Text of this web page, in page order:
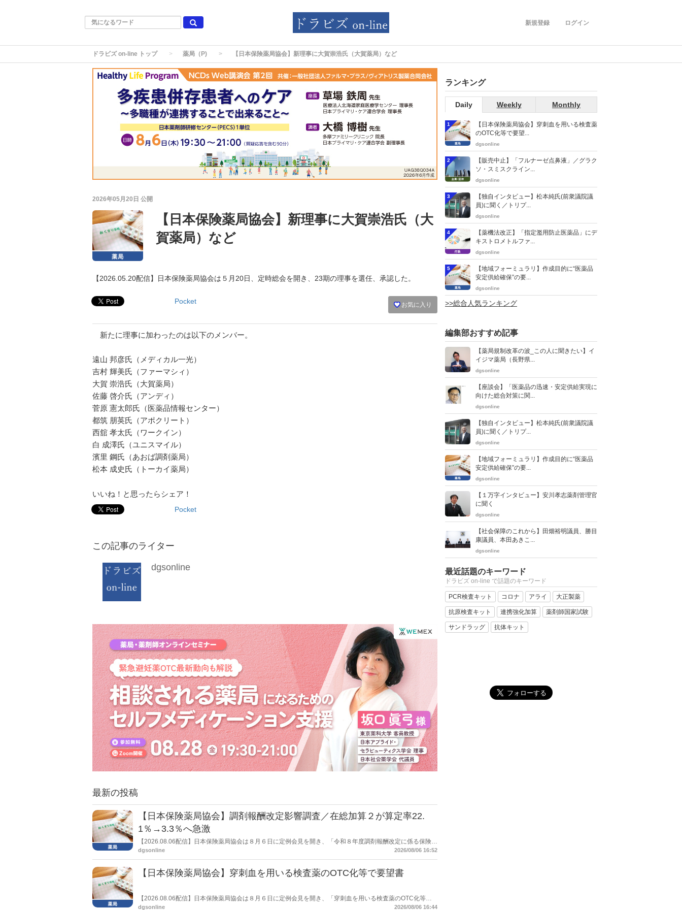
ログイン
新規登録
ドラビズ on-line トップ 薬局（P) 【日本保険薬局協会】新理事に大賀崇浩氏（大賀薬局）など
2026年05月20日 公開
【日本保険薬局協会】新理事に大賀崇浩氏（大
賀薬局）など
【2026.05.20配信】日本保険薬局協会は５月20日、定時総会を開き、23期の理事を選任、承認した。
お気に入り
Pocket
新たに理事に加わったのは以下のメンバー。
遠山 邦彦氏（メディカル一光）
吉村 輝美氏（ファーマシィ）
大賀 崇浩氏（大賀薬局）
佐藤 啓介氏（アンディ）
菅原 憲太郎氏（医薬品情報センター）
都筑 朋英氏（アポクリート）
西舘 孝太氏（ワークイン）
白 成澤氏（ユニスマイル）
濱里 鋼氏（あおば調剤薬局）
松本 成史氏（トーカイ薬局）
いいね！と思ったらシェア！
Pocket
この記事のライター
dgsonline
最新の投稿
【日本保険薬局協会】調剤報酬改定影響調査／在総加算２が算定率22.
1％→3.3％へ急激
【2026.08.06配信】日本保険薬局協会は８月６日に定例会見を開き、「令和８年度調剤報酬改定に係る保険薬
局への影響」の調査結果を公表した。在宅分野では、在宅薬学総合体制加算2の算定率が22.1％から3.3％へ大
dgsonline 2026/08/06 16:52
【日本保険薬局協会】穿刺血を用いる検査薬のOTC化等で要望書
【2026.08.06配信】日本保険薬局協会は８月６日に定例会見を開き、「穿刺血を用いる検査薬のOTC化等に
関する要望書」を厚生労働省 医薬局長宛に提出したことを説明した。
dgsonline 2026/08/06 16:44
ランキング
Daily Weekly Monthly
1
【日本保険薬局協会】穿刺血を用いる検査薬
のOTC化等で要望...
dgsonline
2
【販売中止】「フルナーゼ点鼻液」／グラク
ソ・スミスクライン...
dgsonline
3
【独自インタビュー】松本純氏(前衆議院議
員)に聞く／トリプ...
dgsonline
4
【薬機法改正】「指定濫用防止医薬品」にデ
キストロメトルファ...
dgsonline
5
【地域フォーミュラリ】作成目的に“医薬品
安定供給確保”の要...
dgsonline
>>総合人気ランキング
編集部おすすめ記事
【薬局規制改革の波_この人に聞きたい】イ
イジマ薬局（長野県...
dgsonline
【座談会】「医薬品の迅速・安定供給実現に
向けた総合対策に関...
dgsonline
【独自インタビュー】松本純氏(前衆議院議
員)に聞く／トリプ...
dgsonline
【地域フォーミュラリ】作成目的に“医薬品
安定供給確保”の要...
dgsonline
【１万字インタビュー】安川孝志薬剤管理官
に聞く
dgsonline
【社会保障のこれから】田畑裕明議員、勝目
康議員、本田あきこ...
dgsonline
最近話題のキーワード
ドラビズ on-line で話題のキーワード
PCR検査キット コロナ アライ 大正製薬
抗原検査キット 連携強化加算 薬剤師国家試験
サンドラッグ 抗体キット